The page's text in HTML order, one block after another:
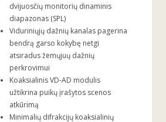
dvijuosčių monitorių dinaminis
diapazonas (SPL)
Viduriniųjų dažnių kanalas pagerina
bendrą garso kokybę netgi
atsiradus žemųjuų dažnių
perkrovimui
Koaksialinis VD-AD modulis
užtikrina puikų įrašytos scenos
atkūrimą
Minimalių difrakcijų koaksialinių